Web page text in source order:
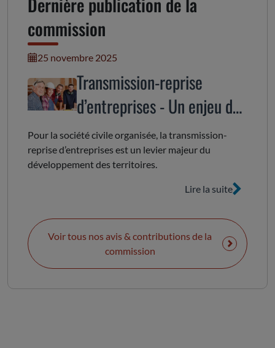
commission
25 novembre 2025
Transmission-reprise
d’entreprises - Un enjeu de
dynamisation économique
et sociale du territoire
Pour la société civile organisée, la transmission-
reprise d’entreprises est un levier majeur du
développement des territoires.
Lire la suite
Voir tous nos avis & contributions de la
commission